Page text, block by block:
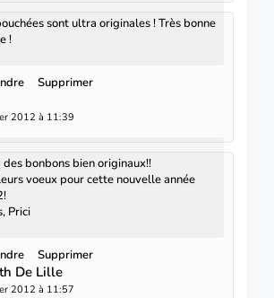
sont ultra originales ! Très bonne
!
Supprimer
2012 à 11:39
des bonbons bien originaux!!
voeux pour cette nouvelle année
Prici
Supprimer
De Lille
2012 à 11:57